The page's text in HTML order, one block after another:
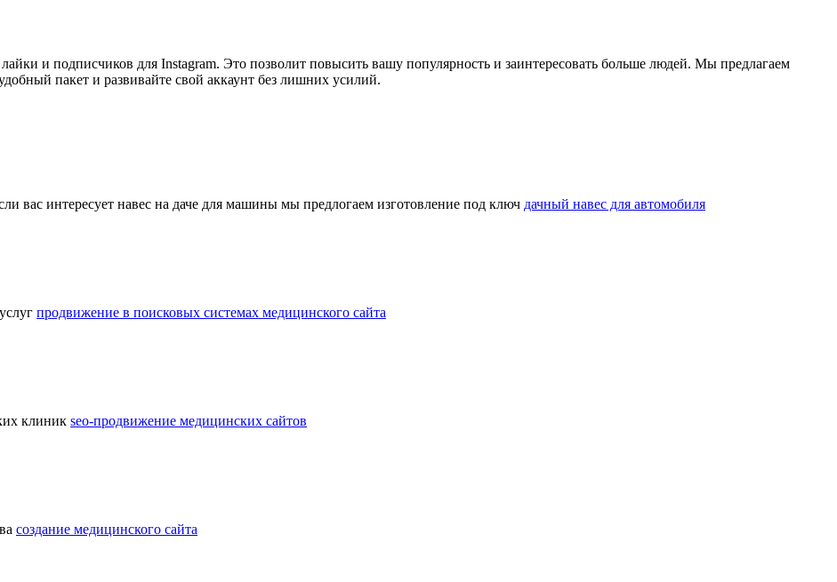
и подписчиков для Instagram. Это позволит повысить вашу популярность и заинтересовать больше людей. Мы предлагаем
пакет и развивайте свой аккаунт без лишних усилий.
вас интересует навес на даче для машины мы предлогаем изготовление под ключ дачный навес для автомобиля
продвижение в поисковых системах медицинского сайта
клиник seo-продвижение медицинских сайтов
создание медицинского сайта